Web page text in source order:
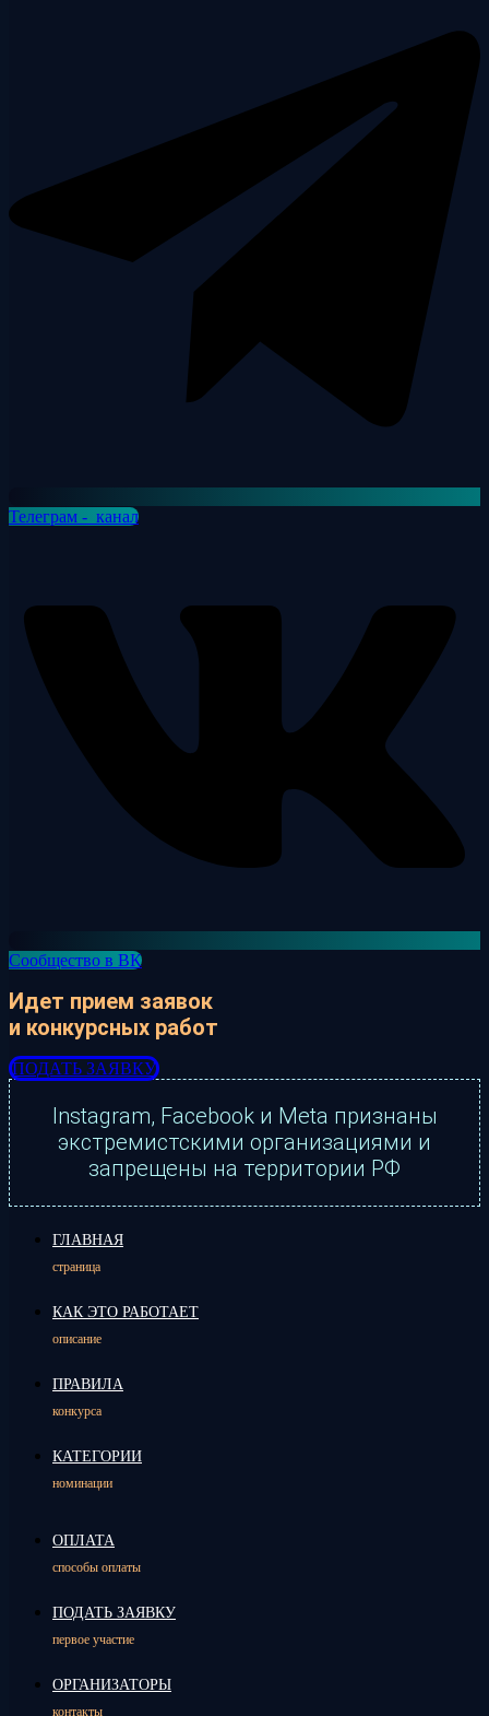
Телеграм - канал
Сообщество в ВК
Идет прием заявок
и конкурсных работ
ПОДАТЬ ЗАЯВКУ
Instagram, Facebook и Meta признаны
экстремистскими организациями и
запрещены на территории РФ
ГЛАВНАЯ
страница
КАК ЭТО РАБОТАЕТ
описание
ПРАВИЛА
конкурса
КАТЕГОРИИ
номинации
ОПЛАТА
способы оплаты
ПОДАТЬ ЗАЯВКУ
первое участие
ОРГАНИЗАТОРЫ
контакты